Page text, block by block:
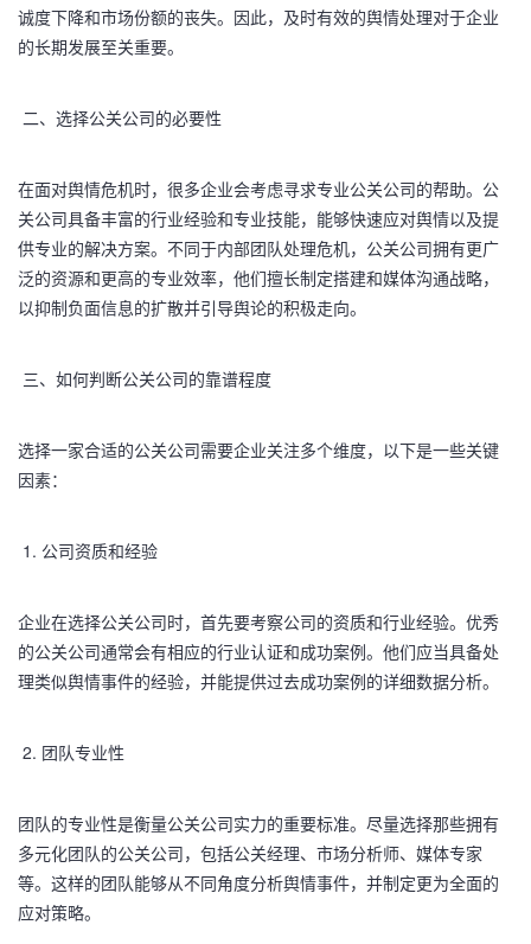
诚度下降和市场份额的丧失。因此，及时有效的舆情处理对于企业
的长期发展至关重要。
二、选择公关公司的必要性
在面对舆情危机时，很多企业会考虑寻求专业公关公司的帮助。公
关公司具备丰富的行业经验和专业技能，能够快速应对舆情以及提
供专业的解决方案。不同于内部团队处理危机，公关公司拥有更广
泛的资源和更高的专业效率，他们擅长制定搭建和媒体沟通战略，
以抑制负面信息的扩散并引导舆论的积极走向。
三、如何判断公关公司的靠谱程度
选择一家合适的公关公司需要企业关注多个维度，以下是一些关键
因素：
1. 公司资质和经验
企业在选择公关公司时，首先要考察公司的资质和行业经验。优秀
的公关公司通常会有相应的行业认证和成功案例。他们应当具备处
理类似舆情事件的经验，并能提供过去成功案例的详细数据分析。
2. 团队专业性
团队的专业性是衡量公关公司实力的重要标准。尽量选择那些拥有
多元化团队的公关公司，包括公关经理、市场分析师、媒体专家
等。这样的团队能够从不同角度分析舆情事件，并制定更为全面的
应对策略。